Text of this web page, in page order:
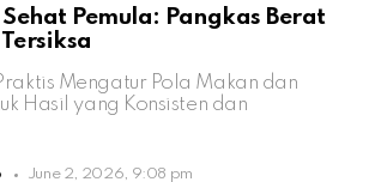
Pemula: Pangkas Berat
Mengatur Pola Makan dan
Hasil yang Konsisten dan
June 2, 2026, 9:08 pm